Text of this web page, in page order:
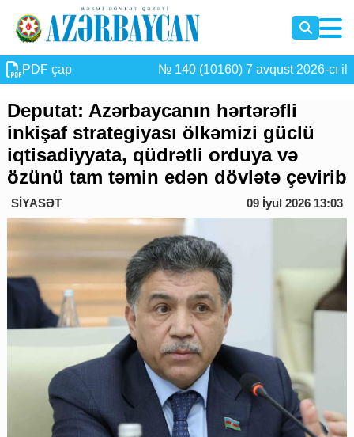
PDF çap № 140 (10160) 7 avqust 2026-cı il
Deputat: Azərbaycanın hərtərəfli
inkişaf strategiyası ölkəmizi güclü
iqtisadiyyata, qüdrətli orduya və
özünü tam təmin edən dövlətə çevirib
SİYASƏT 09 İyul 2026 13:03